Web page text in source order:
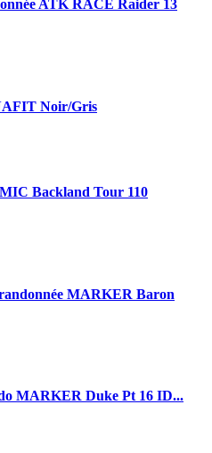
ATK RACE Raider 13
Noir/Gris
Backland Tour 110
MARKER Baron
MARKER Duke Pt 16 ID...